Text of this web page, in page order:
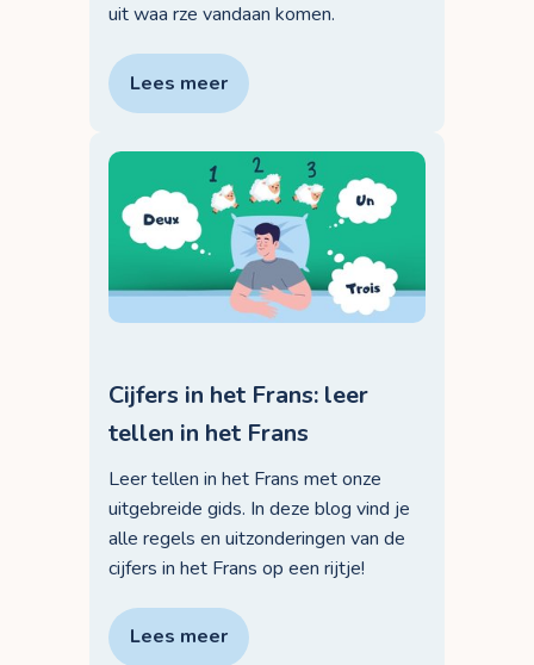
uit waa rze vandaan komen.
Lees meer
Cijfers in het Frans: leer
tellen in het Frans
Leer tellen in het Frans met onze
uitgebreide gids. In deze blog vind je
alle regels en uitzonderingen van de
cijfers in het Frans op een rijtje!
Lees meer